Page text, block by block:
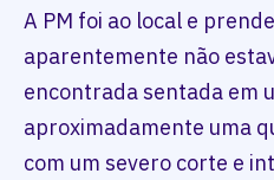
A PM foi ao local e
aparentemente não
encontrada sentada em
aproximadamente uma
com um severo corte e